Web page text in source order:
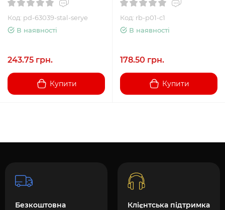
Код: pd-63039-stal-serye
В наявності
243.75 грн.
Купити
Код: rb-p01-c1
В наявності
178.50 грн.
Купити
Безкоштовна
Клієнтська підтримка